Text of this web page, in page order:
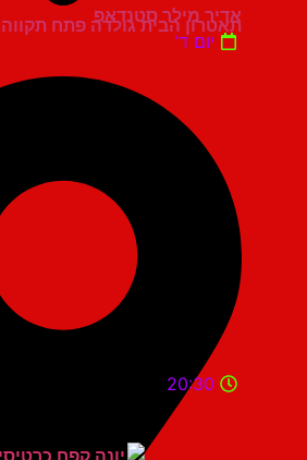
תאטרון הבית גולדה פתח תקווה
אדיר מילר סטנדאפ
יום ד'
20:30